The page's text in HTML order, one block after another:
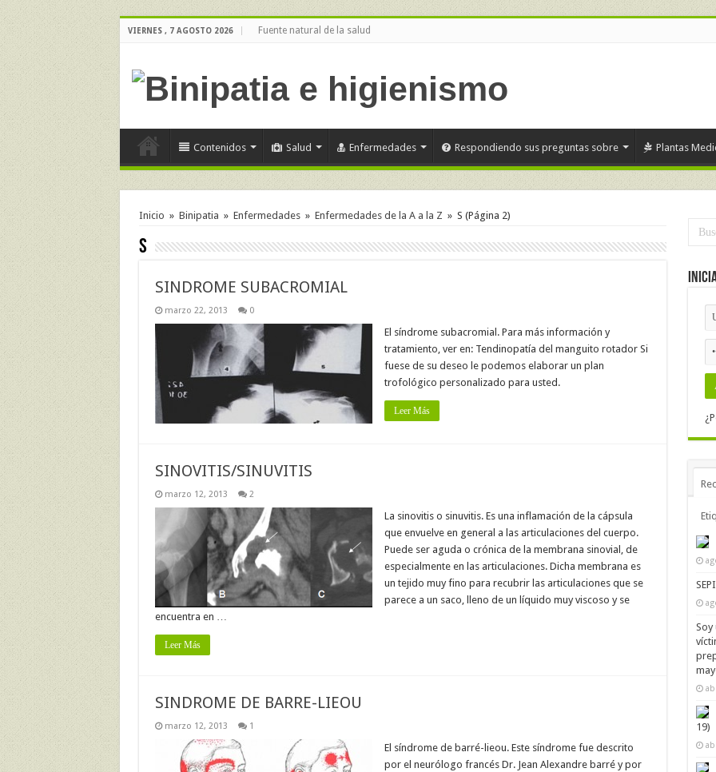
VIERNES , 7 AGOSTO 2026 Fuente natural de la salud
Contenidos Salud Enfermedades Respondiendo sus preguntas sobre Plantas
Inicio » Binipatia » Enfermedades » Enfermedades de la A a la Z » S (Página 2)
S
SINDROME SUBACROMIAL
marzo 22, 2013 0
El síndrome subacromial. Para más información y
tratamiento, ver en: Tendinopatía del manguito rotador Si
fuese de su deseo le podemos elaborar un plan
trofológico personalizado para usted.
Leer Más
SINOVITIS/SINUVITIS
marzo 12, 2013 2
La sinovitis o sinuvitis. Es una inflamación de la cápsula
que envuelve en general a las articulaciones del cuerpo.
Puede ser aguda o crónica de la membrana sinovial, de
especialmente en las articulaciones. Dicha membrana es
un tejido muy fino para recubrir las articulaciones que se
parece a un saco, lleno de un líquido muy viscoso y se
encuentra en …
Leer Más
SINDROME DE BARRE-LIEOU
marzo 12, 2013 1
El síndrome de barré-lieou. Este síndrome fue descrito
por el neurólogo francés Dr. Jean Alexandre barré y por
Soy
19)